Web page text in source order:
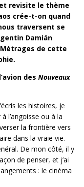
revisite le thème
crée-t-on quand
traversent se
Damián
de cette
des Nouveaux
les histoires, je
l’angoisse ou à la
la frontière vers
dans la vraie vie.
De mon côté, il y
de penser, et j’ai
: le cinéma